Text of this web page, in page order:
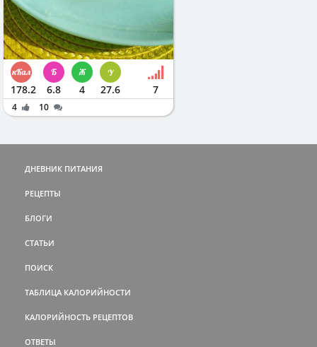
178.2 6.8 4 27.6 7
4 10
ДНЕВНИК ПИТАНИЯ
РЕЦЕПТЫ
БЛОГИ
СТАТЬИ
ПОИСК
ТАБЛИЦА КАЛОРИЙНОСТИ
КАЛОРИЙНОСТЬ РЕЦЕПТОВ
ОТВЕТЫ